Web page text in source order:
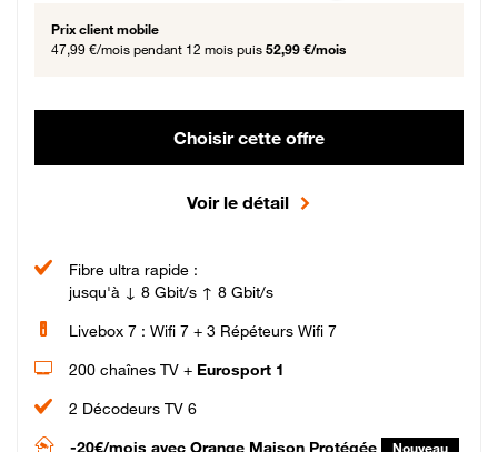
Prix client mobile
47,99 €/mois pendant 12 mois puis 52,99 €/mois
Choisir cette offre
Voir le détail
Fibre ultra rapide :
jusqu'à ↓ 8 Gbit/s ↑ 8 Gbit/s
Livebox 7 : Wifi 7 + 3 Répéteurs Wifi 7
200 chaînes TV + Eurosport 1
2 Décodeurs TV 6
-20€/mois avec Orange Maison Protégée Nouveau